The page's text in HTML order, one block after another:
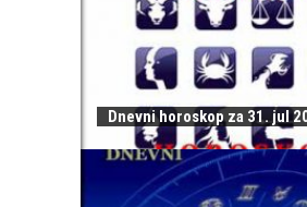
Dnevni horoskop za 31. jul